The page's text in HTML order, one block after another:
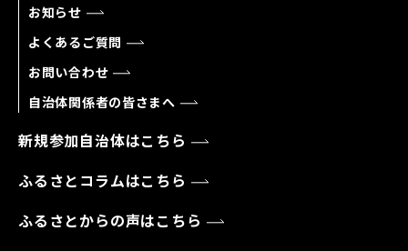
お知らせ
よくあるご質問
お問い合わせ
自治体関係者の皆さまへ
新規参加自治体はこちら
ふるさとコラムはこちら
ふるさとからの声はこちら